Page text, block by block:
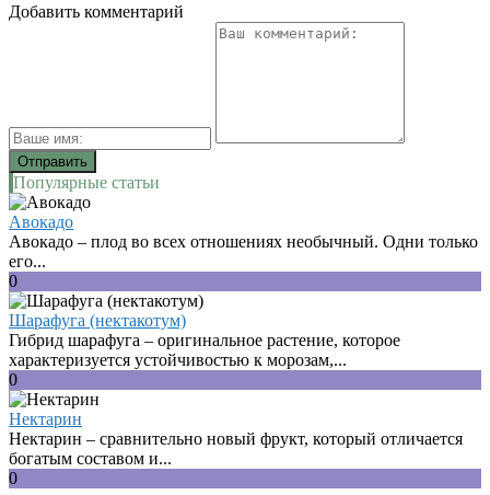
Добавить комментарий
Популярные статьи
Авокадо
Авокадо – плод во всех отношениях необычный. Одни только
его...
0
Шарафуга (нектакотум)
Гибрид шарафуга – оригинальное растение, которое
характеризуется устойчивостью к морозам,...
0
Нектарин
Нектарин – сравнительно новый фрукт, который отличается
богатым составом и...
0